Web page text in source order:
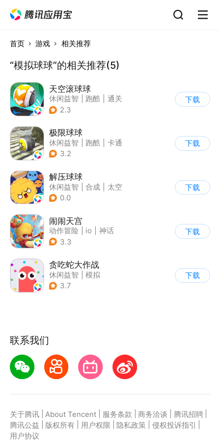
首页 游戏 相关推荐
“模拟球球”的相关推荐(5)
天空滚球球
休闲益智 跑酷
通关
2.3
下载
极限球球
休闲益智 跑酷
卡通
3.2
下载
解压球球
休闲益智 合成
太空
| Q版
0.0
下载
闹闹天宫
动作冒险 io
神话
| 中国风
3.3
下载
贪吃蛇大作战
休闲益智
模拟
| 贪吃蛇
3.7
下载
联系我们
关于腾讯 About Tencent 服务条款 商务洽谈 腾讯招聘
腾讯公益
版权所有 用户权限 隐私政策 侵权投诉指引
用户协议